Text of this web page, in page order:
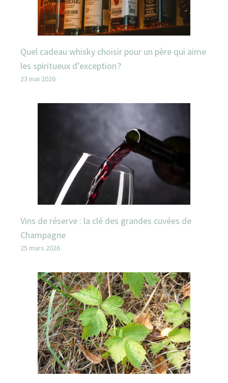
Quel cadeau whisky choisir pour un père qui aime
les spiritueux d’exception ?
23 mai 2026
Vins de réserve : la clé des grandes cuvées de
Champagne
25 mars 2026